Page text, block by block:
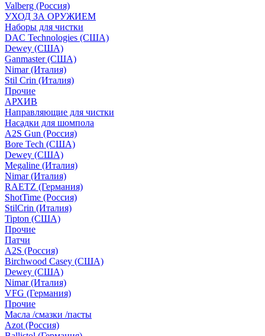
Valberg (Россия)
УХОД ЗА ОРУЖИЕМ
Наборы для чистки
DAC Technologies (США)
Dewey (США)
Ganmaster (США)
Nimar (Италия)
Stil Crin (Италия)
Прочие
АРХИВ
Направляющие для чистки
Насадки для шомпола
A2S Gun (Россия)
Bore Tech (США)
Dewey (США)
Megaline (Италия)
Nimar (Италия)
RAETZ (Германия)
ShotTime (Россия)
StilCrin (Италия)
Tipton (США)
Прочие
Патчи
A2S (Россия)
Birchwood Casey (США)
Dewey (США)
Nimar (Италия)
VFG (Германия)
Прочие
Масла /смазки /пасты
Azot (Россия)